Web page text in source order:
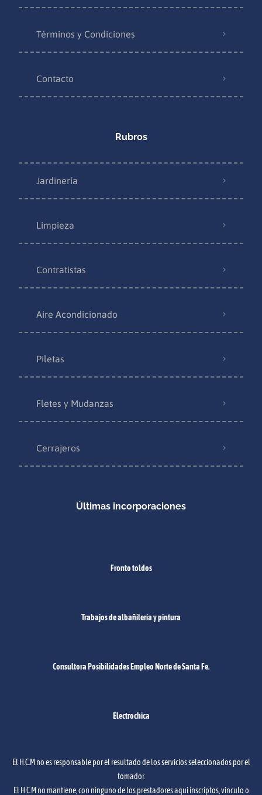
Términos y Condiciones
Contacto
Rubros
Jardinería
Limpieza
Contratistas
Aire Acondicionado
Piletas
Fletes y Mudanzas
Cerrajeros
Últimas incorporaciones
Fronto toldos
Trabajos de albañilería y pintura
Consultora Posibilidades Empleo Norte de Santa Fe.
Electrochica
El H.C.M no es responsable por el resultado de los servicios seleccionados por el
tomador.
El H.C.M no mantiene, con ninguno de los prestadores aquí inscriptos, vínculo o